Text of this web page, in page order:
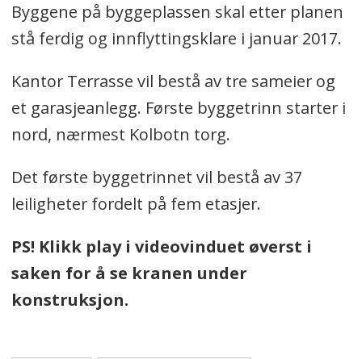
Byggene på byggeplassen skal etter planen
stå ferdig og innflyttingsklare i januar 2017.
Kantor Terrasse vil bestå av tre sameier og
et garasjeanlegg. Første byggetrinn starter i
nord, nærmest Kolbotn torg.
Det første byggetrinnet vil bestå av 37
leiligheter fordelt på fem etasjer.
PS! Klikk play i videovinduet øverst i
saken for å se kranen under
konstruksjon.